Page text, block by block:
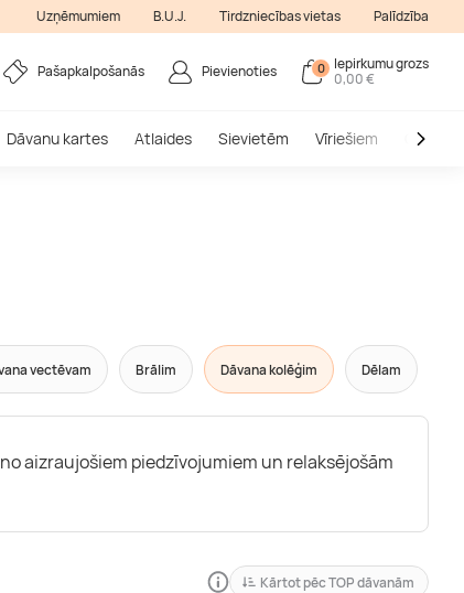
Uzņēmumiem B.U.J. Tirdzniecības vietas Palīdzība
Pašapkalpošanās Pievienoties 0
Iepirkumu grozs
0,00 €
Dāvanu kartes Atlaides Sievietēm Vīriešiem Outlet
vectēvam Brālim Dāvana kolēģim Dēlam
aizraujošiem piedzīvojumiem un relaksējošām
Kārtot pēc TOP dāvanām